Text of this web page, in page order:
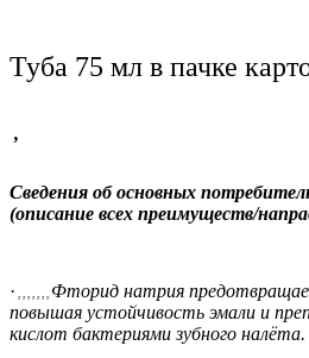
Туба 75 мл в пачке
,
Сведения об основных
(описание всех преимуществ/
· , , , , , , , Фторид натрия
повышая устойчивость эмали и
кислот бактериями зубного налёта.